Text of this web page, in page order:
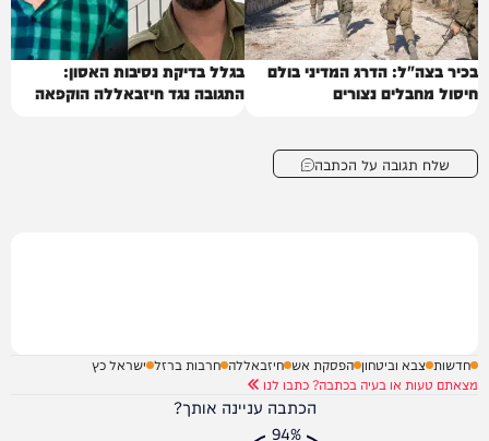
בכיר בצה"ל: הדרג המדיני בולם
חיסול מחבלים נצורים
בגלל בדיקת נסיבות האסון:
התגובה נגד חיזבאללה הוקפאה
שלח תגובה על הכתבה
חדשות צבא וביטחון הפסקת אש חיזבאללה חרבות ברזל ישראל כץ
מצאתם טעות או בעיה בכתבה? כתבו לנו
הכתבה עניינה אותך?
94%